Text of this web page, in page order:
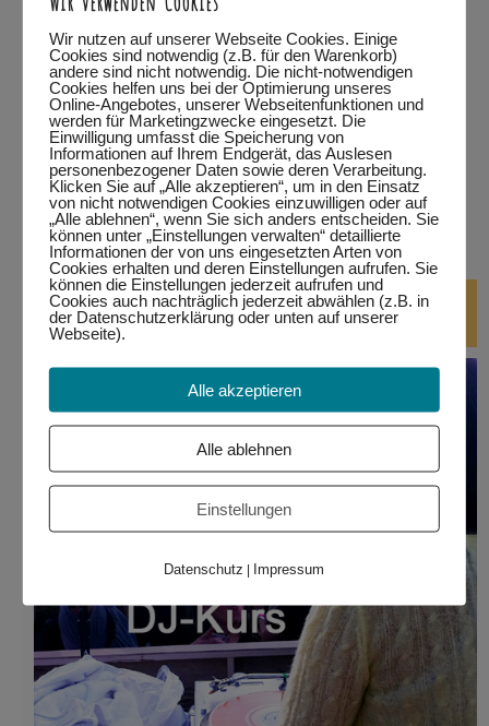
…in Kempten
…in Marktoberdorf
…in Wertach
alle Termine
bitte auf den jeweiligen Link klicken.Eine Teilnahme ist nur
mit Anmeldung möglich!
DJ-Kurse
Wir nutzen auf unserer Webseite Cookies. Einige
Cookies sind notwendig (z.B. für den Warenkorb)
andere sind nicht notwendig. Die nicht-notwendigen
Cookies helfen uns bei der Optimierung unseres
Online-Angebotes, unserer Webseitenfunktionen und
werden für Marketingzwecke eingesetzt. Die
Einwilligung umfasst die Speicherung von
Informationen auf Ihrem Endgerät, das Auslesen
personenbezogener Daten sowie deren Verarbeitung.
Klicken Sie auf „Alle akzeptieren“, um in den Einsatz
von nicht notwendigen Cookies einzuwilligen oder auf
„Alle ablehnen“, wenn Sie sich anders entscheiden. Sie
können unter „Einstellungen verwalten“ detaillierte
Informationen der von uns eingesetzten Arten von
Cookies erhalten und deren Einstellungen aufrufen. Sie
können die Einstellungen jederzeit aufrufen und
Cookies auch nachträglich jederzeit abwählen (z.B. in
der Datenschutzerklärung oder unten auf unserer
Webseite).
Alle akzeptieren
Alle ablehnen
Einstellungen
Datenschutz | Impressum